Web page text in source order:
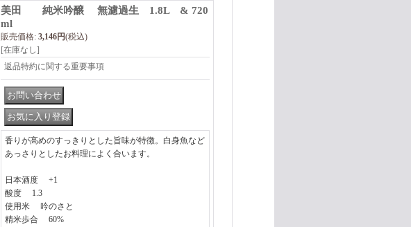
美田 純米吟醸 無濾過生 1.8L & 720
ml
販売価格: 3,146円(税込)
[在庫なし]
返品特約に関する重要事項
香りが高めのすっきりとした旨味が特徴。白身魚など
あっさりとしたお料理によく合います。
日本酒度 +1
酸度 1.3
使用米 吟のさと
精米歩合 60%